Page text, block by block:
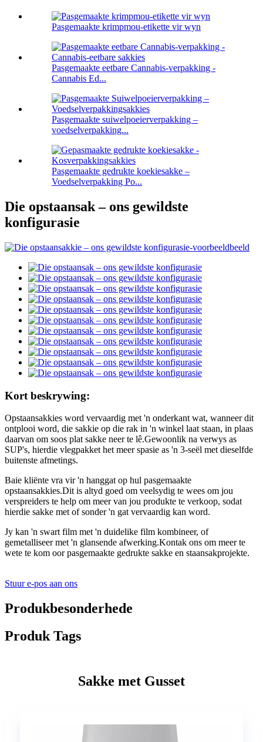
Pasgemaakte krimpmou-etikette vir wyn
Pasgemaakte eetbare Cannabis-verpakking -
Cannabis Ed...
Pasgemaakte suiwelpoeierverpakking –
voedselverpakking...
Pasgemaakte gedrukte koekiesakke –
Voedselverpakking Po...
Die opstaansak – ons gewildste
konfigurasie
Kort beskrywing:
Opstaansakkies word vervaardig met 'n onderkant wat, wanneer dit
ontplooi word, die sakkie op die rak in 'n winkel laat staan, in plaas
daarvan om soos plat sakke neer te lê.Gewoonlik na verwys as
SUP's, hierdie vlegpakket het meer spasie as 'n 3-seël met dieselfde
buitenste afmetings.
Baie kliënte vra vir 'n hanggat op hul pasgemaakte
opstaansakkies.Dit is altyd goed om veelsydig te wees om jou
verspreiders te help om meer van jou produkte te verkoop, sodat
hierdie sakke met of sonder 'n gat vervaardig kan word.
Jy kan 'n swart film met 'n duidelike film kombineer, of
gemetalliseer met 'n glansende afwerking.Kontak ons ​​om meer te
wete te kom oor pasgemaakte gedrukte sakke en staansakprojekte.
Stuur e-pos aan ons
Produkbesonderhede
Produk Tags
Sakke met Gusset